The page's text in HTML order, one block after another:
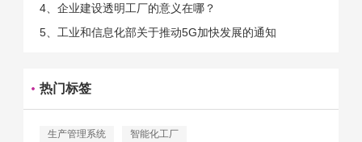
4、企业建设透明工厂的意义在哪？
5、工业和信息化部关于推动5G加快发展的通知
热门标签
生产管理系统 智能化工厂